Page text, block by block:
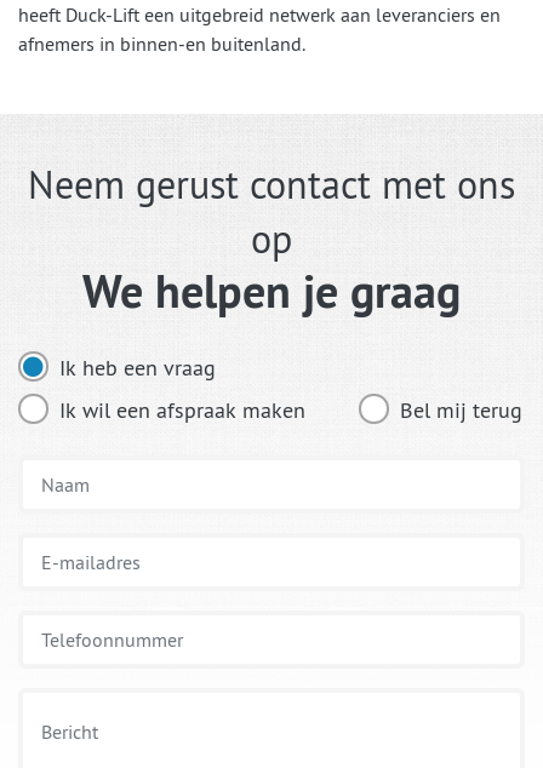
heeft Duck-Lift een uitgebreid netwerk aan leveranciers en
afnemers in binnen-en buitenland.
Neem gerust contact met ons
op
We helpen je graag
Ik heb een vraag
Ik wil een afspraak maken
Bel mij terug